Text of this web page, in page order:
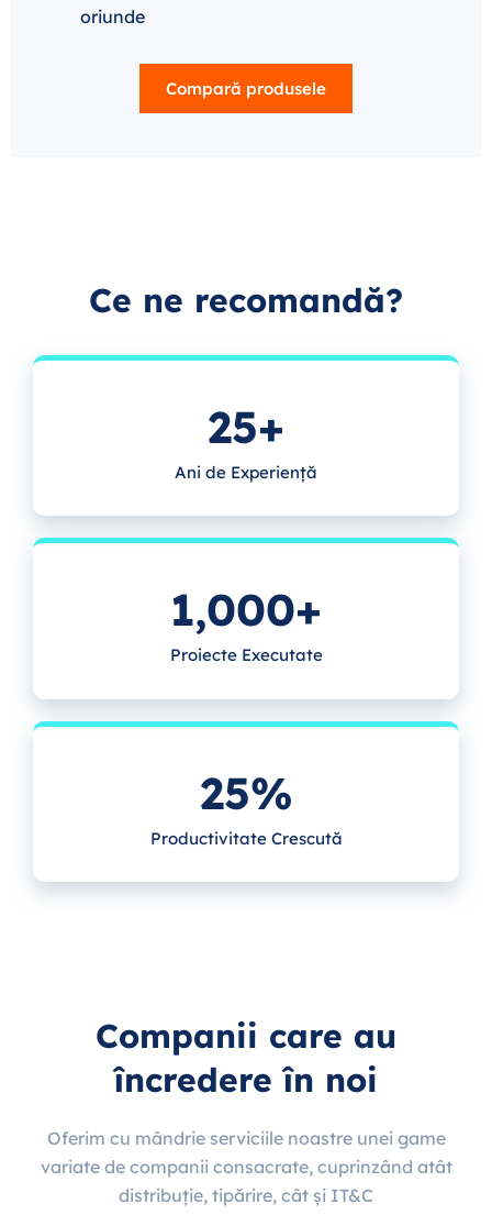
oriunde
Compară produsele
Ce ne recomandă?
25+
Ani de Experiență
1,000+
Proiecte Executate
25%
Productivitate Crescută
Companii care au
încredere în noi
Oferim cu mândrie serviciile noastre unei game
variate de companii consacrate, cuprinzând atât
distribuție, tipărire, cât și IT&C